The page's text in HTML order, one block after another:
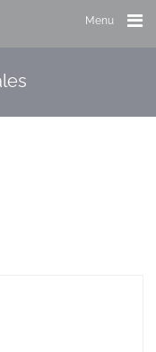
Menu